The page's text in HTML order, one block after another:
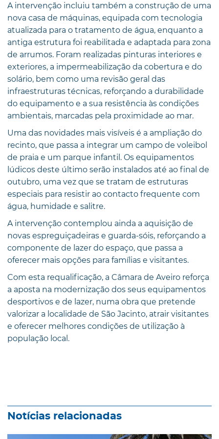
A intervenção incluiu também a construção de uma
nova casa de máquinas, equipada com tecnologia
atualizada para o tratamento de água, enquanto a
antiga estrutura foi reabilitada e adaptada para zona
de arrumos. Foram realizadas pinturas interiores e
exteriores, a impermeabilização da cobertura e do
solário, bem como uma revisão geral das
infraestruturas técnicas, reforçando a durabilidade
do equipamento e a sua resistência às condições
ambientais, marcadas pela proximidade ao mar.
Uma das novidades mais visíveis é a ampliação do
recinto, que passa a integrar um campo de voleibol
de praia e um parque infantil. Os equipamentos
lúdicos deste último serão instalados até ao final de
outubro, uma vez que se tratam de estruturas
especiais para resistir ao contacto frequente com
água, humidade e salitre.
A intervenção contemplou ainda a aquisição de
novas espreguiçadeiras e guarda-sóis, reforçando a
componente de lazer do espaço, que passa a
oferecer mais opções para famílias e visitantes.
Com esta requalificação, a Câmara de Aveiro reforça
a aposta na modernização dos seus equipamentos
desportivos e de lazer, numa obra que pretende
valorizar a localidade de São Jacinto, atrair visitantes
e oferecer melhores condições de utilização à
população local.
Notícias relacionadas